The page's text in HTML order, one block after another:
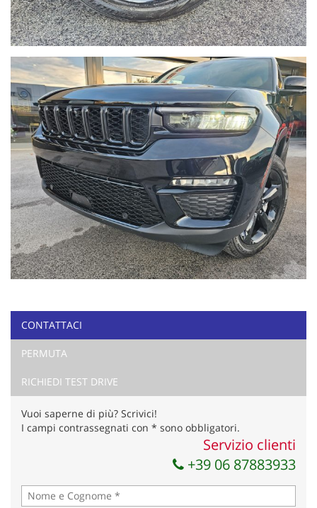
CONTATTACI
PERMUTA
RICHIEDI TEST DRIVE
Vuoi saperne di più? Scrivici!
I campi contrassegnati con * sono obbligatori.
Servizio clienti
+39 06 87883933